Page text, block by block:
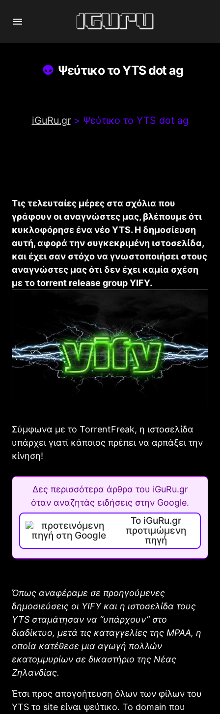
Ψεύτικο το YTS dot ag
iGuRu.gr> Ψεύτικο το YTS dot ag
Τις τελευταίες μέρες στα σχόλια που
γράφουν οι αναγνώστες μας, βλέπουμε ότι
κυκλοφόρησε ένα νέο YTS. Η δημοσίευση
αυτή, αφορά την συγκεκριμένη ιστοσελίδα,
και έχει σαν στόχο να γνωστοποιήσει στους
αναγνώστες μας ότι δεν έχει καμία σχέση
με το torrent release group YIFY.
Σύμφωνα με το TorrentFreak, η ιστοσελίδα
υπάρχει γιατί κάποιος πρέπει να αρπάξει την
κίνηση!
Δες περισσότερα άρθρα του iGuRu.gr
όταν αναζητάς ειδήσεις στην Google.
Το iGuRu.gr
προτιμώμενη
πηγή
Όπως αναφέραμε σε προηγούμενες
δημοσιεύσεις οι YIFY και η ιστοσελίδα τους
YTS σταμάτησαν να “υπάρχουν” στο
διαδίκτυο, μετά τις καταγγελίες της MPAA, η
οποία κατέθεσε μια αγωγή πολλών
εκατομμυρίων σε δικαστήριο της Νέας
Ζηλανδίας.
Έτσι προς απογοήτευση όλων των φίλων του
ΥTS το site είναι ψεύτικο. Το domain που